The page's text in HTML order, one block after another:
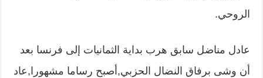
الروحي.
عادل مناضل سابق هرب بداية الثمانيات إلى فرنسا بعد
أن وشى برفاق النضال الحزبي,أصبح رساما مشهورا,عاد